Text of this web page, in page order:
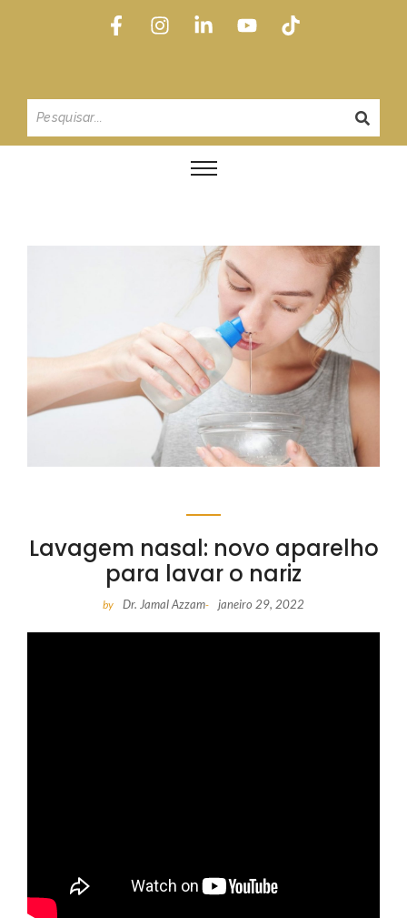
Lavagem nasal: novo aparelho
para lavar o nariz
by Dr. Jamal Azzam- janeiro 29, 2022